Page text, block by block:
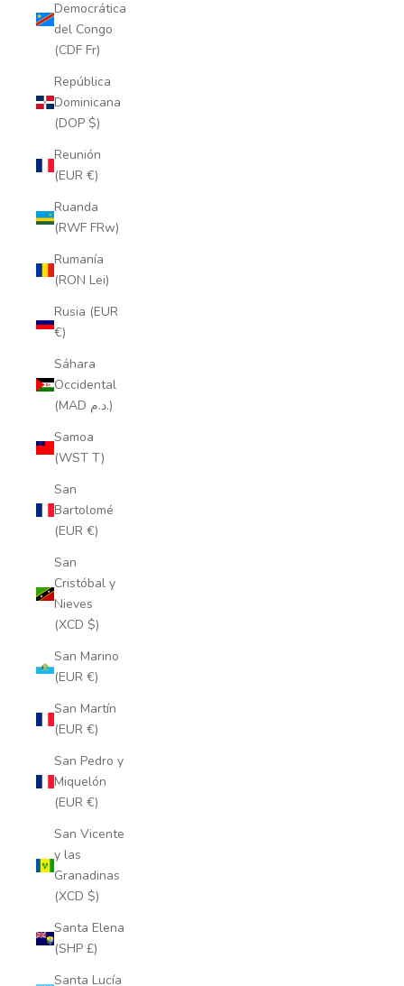
Democrática
del Congo
(CDF Fr)
República
Dominicana
(DOP $)
Reunión
(EUR €)
Ruanda
(RWF FRw)
Rumanía
(RON Lei)
Rusia (EUR
€)
Sáhara
Occidental
(MAD د.م.)
Samoa
(WST T)
San
Bartolomé
(EUR €)
San
Cristóbal y
Nieves
(XCD $)
San Marino
(EUR €)
San Martín
(EUR €)
San Pedro y
Miquelón
(EUR €)
San Vicente
y las
Granadinas
(XCD $)
Santa Elena
(SHP £)
Santa Lucía